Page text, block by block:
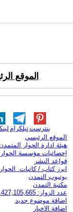
الموقع
تيلكرامبنترست
الموقع الرئيسي
هيئة ادارة الحوار
إحصائيات مؤسسة
قواعد النشر
ابرز كتاب / كاتبات
يوتيوب التمدن
مكتبة التمدن
عدد الزوار: 3,427,105,665
اضافة موضوع جديد
اضافة الاخبار